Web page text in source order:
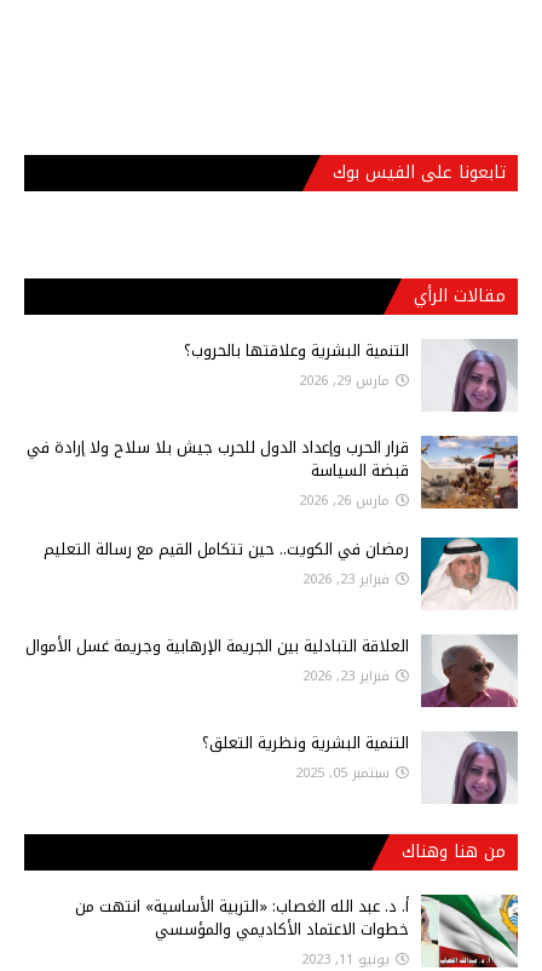
تابعونا على الفيس بوك
مقالات الرأي
التنمية البشرية وعلاقتها بالحروب؟
مارس 29, 2026
قرار الحرب وإعداد الدول للحرب جيش بلا سلاح ولا إرادة في
قبضة السياسة
مارس 26, 2026
رمضان في الكويت.. حين تتكامل القيم مع رسالة التعليم
فبراير 23, 2026
العلاقة التبادلية بين الجريمة الإرهابية وجريمة غسل الأموال
فبراير 23, 2026
التنمية البشرية ونظرية التعلق؟
سبتمبر 05, 2025
من هنا وهناك
أ‌. د. عبد الله الغصاب: «التربية الأساسية» انتهت من
خطوات الاعتماد الأكاديمي والمؤسسي
يونيو 11, 2023